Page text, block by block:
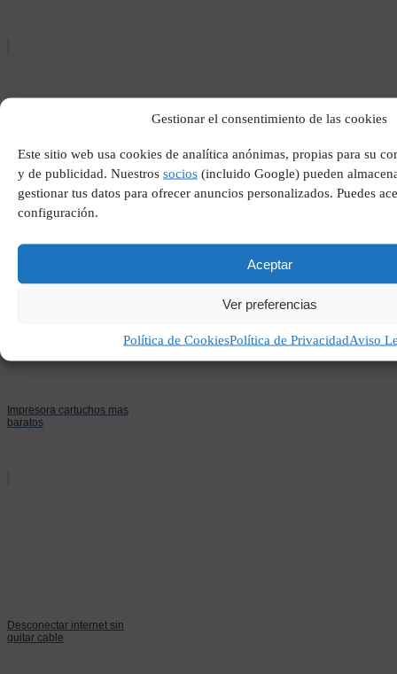
Gestionar el consentimiento de las cookies
Este sitio web usa cookies de analítica anónimas, propias para su
y de publicidad. Nuestros socios (incluido Google) pueden
gestionar tus datos para ofrecer anuncios personalizados. Puedes
configuración.
Aceptar
Ver preferencias
Política de CookiesPolítica de PrivacidadAviso
Cambio climatico no existe
Impresora cartuchos mas
baratos
Desconectar internet sin
quitar cable